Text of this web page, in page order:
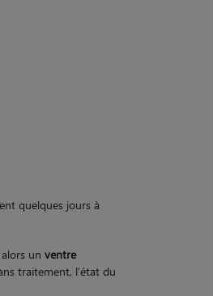
quelques jours à
un ventre
traitement, l’état du